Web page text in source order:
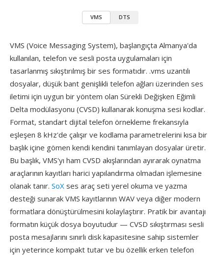
VMS DTS
VMS (Voice Messaging System), başlangıçta Almanya'da
kullanılan, telefon ve sesli posta uygulamaları için
tasarlanmış sıkıştırılmış bir ses formatıdır. .vms uzantılı
dosyalar, düşük bant genişlikli telefon ağları üzerinden ses
iletimi için uygun bir yöntem olan Sürekli Değişken Eğimli
Delta modülasyonu (CVSD) kullanarak konuşma sesi kodlar.
Format, standart dijital telefon örnekleme frekansıyla
eşleşen 8 kHz'de çalışır ve kodlama parametrelerini kısa bir
başlık içine gömen kendi kendini tanımlayan dosyalar üretir.
Bu başlık, VMS'yı ham CVSD akışlarından ayırarak oynatma
araçlarının kayıtları harici yapılandırma olmadan işlemesine
olanak tanır. SoX ses araç seti yerel okuma ve yazma
desteği sunarak VMS kayıtlarının WAV veya diğer modern
formatlara dönüştürülmesini kolaylaştırır. Pratik bir avantajı
formatın küçük dosya boyutudur — CVSD sıkıştırması sesli
posta mesajlarını sınırlı disk kapasitesine sahip sistemler
için yeterince kompakt tutar ve bu özellik erken telefon